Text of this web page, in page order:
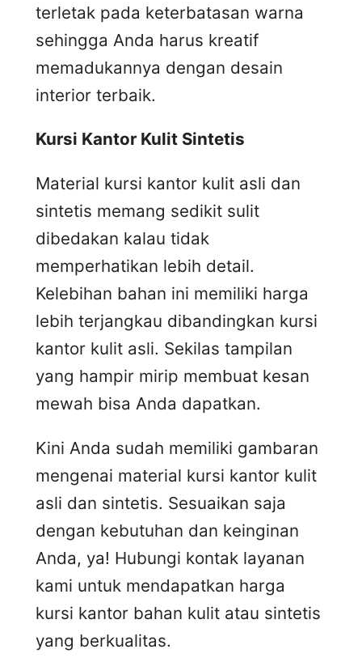
terletak pada keterbatasan warna
sehingga Anda harus kreatif
memadukannya dengan desain
interior terbaik.
Kursi Kantor Kulit Sintetis
Material kursi kantor kulit asli dan
sintetis memang sedikit sulit
dibedakan kalau tidak
memperhatikan lebih detail.
Kelebihan bahan ini memiliki harga
lebih terjangkau dibandingkan kursi
kantor kulit asli. Sekilas tampilan
yang hampir mirip membuat kesan
mewah bisa Anda dapatkan.
Kini Anda sudah memiliki gambaran
mengenai material kursi kantor kulit
asli dan sintetis. Sesuaikan saja
dengan kebutuhan dan keinginan
Anda, ya! Hubungi kontak layanan
kami untuk mendapatkan harga
kursi kantor bahan kulit atau sintetis
yang berkualitas.